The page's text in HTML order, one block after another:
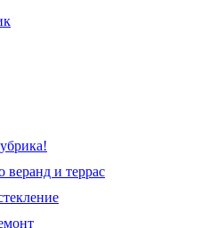
веранд и террас